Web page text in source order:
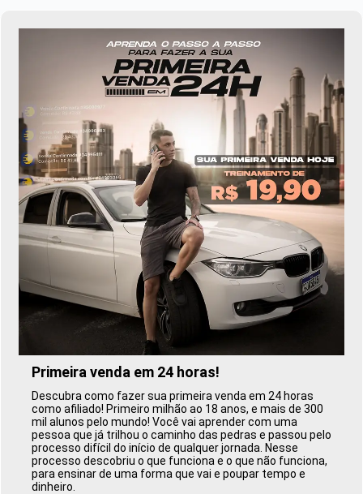
Primeira venda em 24 horas!
Descubra como fazer sua primeira venda em 24 horas
como afiliado! Primeiro milhão ao 18 anos, e mais de 300
mil alunos pelo mundo! Você vai aprender com uma
pessoa que já trilhou o caminho das pedras e passou pelo
processo difícil do início de qualquer jornada. Nesse
processo descobriu o que funciona e o que não funciona,
para ensinar de uma forma que vai e poupar tempo e
dinheiro.